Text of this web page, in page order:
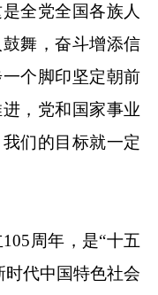
全党全国各族人
舞，奋斗增添信
个脚印坚定朝前
，党和国家事业
们的目标就一定
周年，是“十五
时代中国特色社会